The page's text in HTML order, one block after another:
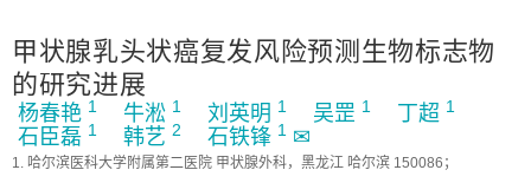
甲状腺乳头状癌复发风险预测生物标志物
的研究进展
杨春艳 1 牛淞 1 刘英明 1 吴罡 1 丁超 1
石臣磊 1 韩艺 2 石铁锋 1 ✉
1. 哈尔滨医科大学附属第二医院 甲状腺外科，黑龙江 哈尔滨 150086；